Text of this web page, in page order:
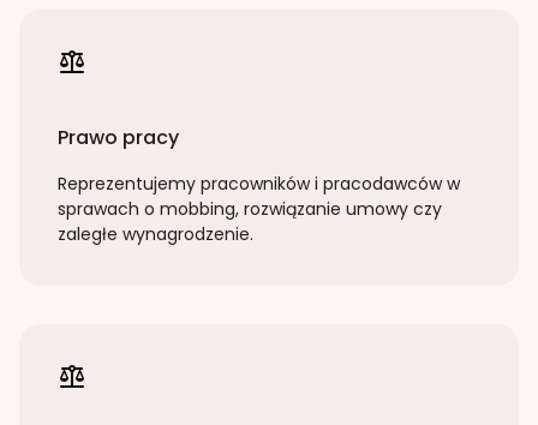
Prawo pracy
Reprezentujemy pracowników i pracodawców w
sprawach o mobbing, rozwiązanie umowy czy
zaległe wynagrodzenie.